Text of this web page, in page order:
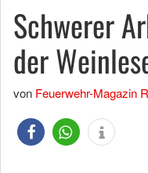
Schwerer
der
von Feuerwehr-Magazin